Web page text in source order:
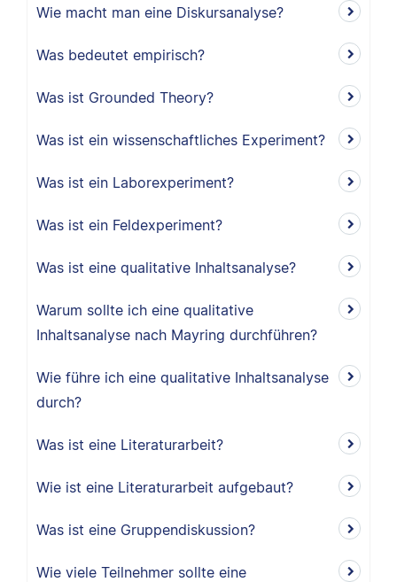
Wie macht man eine Diskursanalyse?
Was bedeutet empirisch?
Was ist Grounded Theory?
Was ist ein wissenschaftliches Experiment?
Was ist ein Laborexperiment?
Was ist ein Feldexperiment?
Was ist eine qualitative Inhaltsanalyse?
Warum sollte ich eine qualitative
Inhaltsanalyse nach Mayring durchführen?
Wie führe ich eine qualitative Inhaltsanalyse
durch?
Was ist eine Literaturarbeit?
Wie ist eine Literaturarbeit aufgebaut?
Was ist eine Gruppendiskussion?
Wie viele Teilnehmer sollte eine